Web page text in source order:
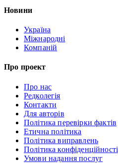
Новини
Україна
Міжнародні
Компаній
Про проект
Про нас
Редколегія
Контакти
Для авторів
Політика перевірки фактів
Етична політика
Політика виправлень
Політика конфіденційності
Умови надання послуг